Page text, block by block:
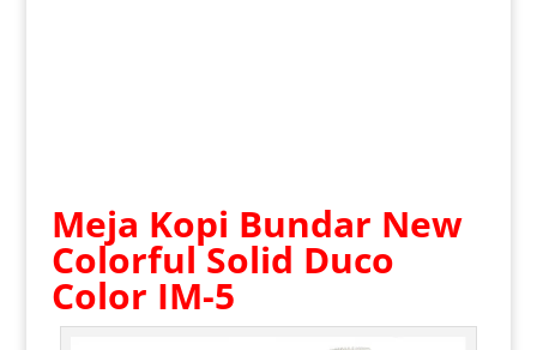
Meja Kopi Bundar New
Colorful Solid Duco
Color IM-5